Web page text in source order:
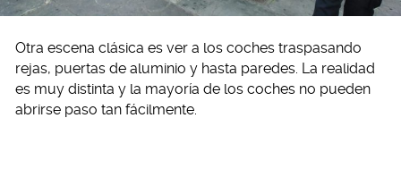
Otra escena clásica es ver a los coches traspasando
rejas, puertas de aluminio y hasta paredes. La realidad
es muy distinta y la mayoría de los coches no pueden
abrirse paso tan fácilmente.